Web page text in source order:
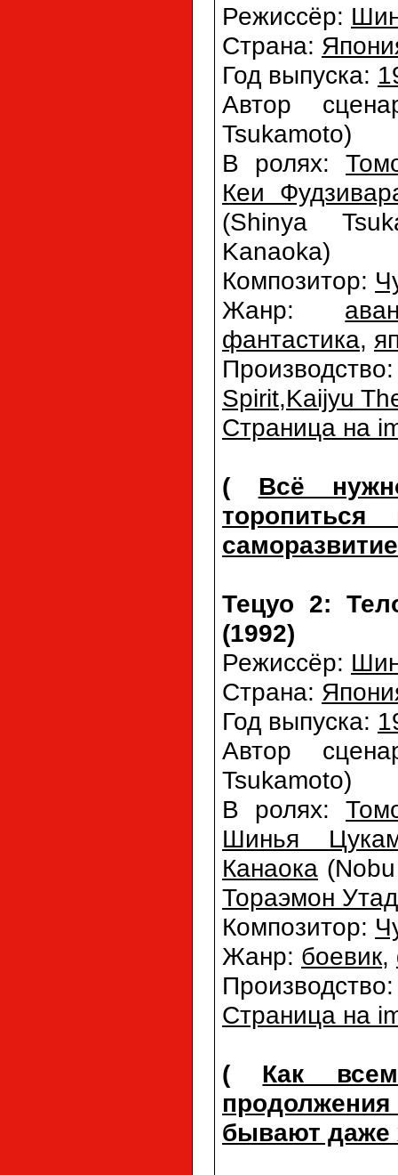
Режиссёр:
Страна:
Год выпуска:
Автор
Tsukamoto)
В ролях:
Кеи
(Shinya
Kanaoka)
Композитор:
Жанр:
фантастика,
Spirit,Kaijyu
Страница на
( Всё
Тецуо 2:
(1992)
Режиссёр:
Страна:
Год выпуска:
Автор
Tsukamoto)
В ролях:
Шинья
Канаока
Тораэмон
Композитор:
Жанр: боевик,
Страница на
( Как
бывают даже